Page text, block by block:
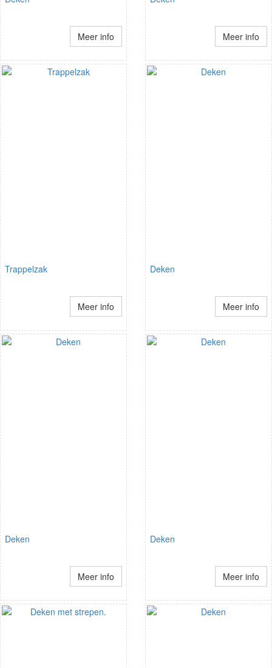
Meer info Meer info
Trappelzak
Meer info
Deken
Meer info
Deken
Meer info
Deken
Meer info